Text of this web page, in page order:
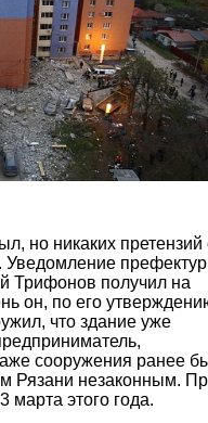
но никаких претензий
Трифонов получил на
он, по его
что здание уже
сооружения ранее
Рязани незаконным.
марта этого года.